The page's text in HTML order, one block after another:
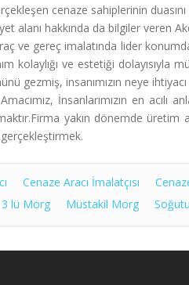
cenaze sahiplerinin
alanı hakkında da bilgiler veren
ve gereç imalatında lider
kolaylığı ve estetiği
gezmiş, insanımızın neye
İnsanlarımızın en
yakın dönemde üretim
gerçekleştirmek.
Cenaze Aracı İmalatçısı
3 lü Morg Müstakil Morg